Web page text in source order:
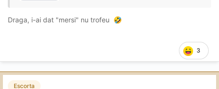
Draga, i-ai dat "mersi" nu trofeu 🤣
3
Escorta